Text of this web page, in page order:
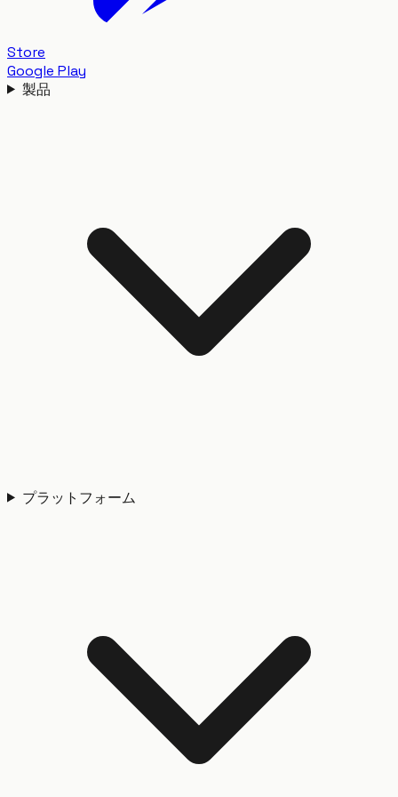
Store
Google Play
製品
プラットフォーム